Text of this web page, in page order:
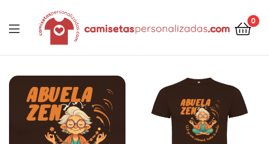
Camisetaspersonalizadas.com
0